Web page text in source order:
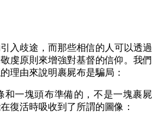
入歧途，而那些相信的人可以透過
虔原則來增強對基督的信仰。我們
理由來說明裹屍布是騙局：
和一塊頭布準備的，不是一塊裹屍
復活時吸收到了所謂的圖像：